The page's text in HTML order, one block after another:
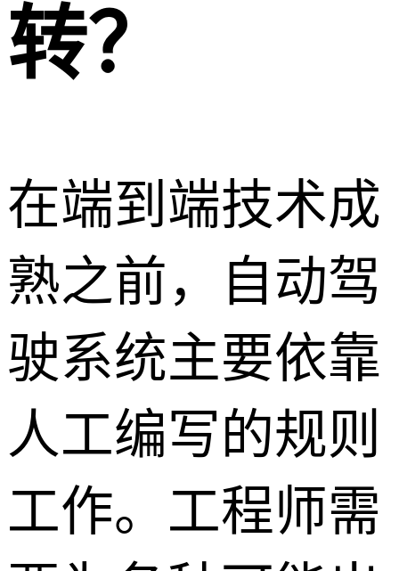
转？
在端到端技术成
熟之前，自动驾
驶系统主要依靠
人工编写的规则
工作。工程师需